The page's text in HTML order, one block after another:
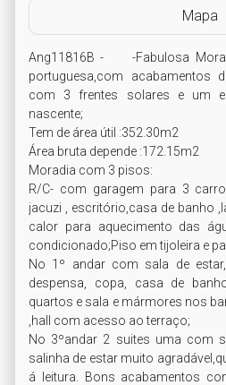
Mapa
Ang11816B -     -Fabulosa
portuguesa,com acabamentos
com 3 frentes solares e um
nascente;
Tem de área útil :352.30m2
Área bruta depende :172.15m2
Moradia com 3 pisos:
R/C- com garagem para 3
jacuzi , escritório,casa de banho
calor para aquecimento das
condicionado;Piso em tijoleira e
No 1º andar com sala de
despensa, copa, casa de
quartos e sala e mármores nos
,hall com acesso ao terraço;
No 3ºandar 2 suites uma com
salinha de estar muito
á leitura. Bons acabamentos